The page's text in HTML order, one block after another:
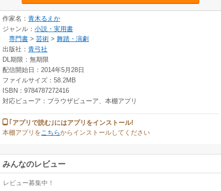
作家名： 青木るえか
ジャンル： 小説・実用書
専門書 > 芸術 > 舞踏・演劇
出版社： 青弓社
DL期限：無期限
配信開始日：2014年5月28日
ファイルサイズ：58.2MB
ISBN：9784787272416
対応ビューア：ブラウザビューア、本棚アプリ
｢アプリで読む｣にはアプリをインストール!
本棚アプリを こちらからインストールしてください
みんなのレビュー
レビュー募集中！